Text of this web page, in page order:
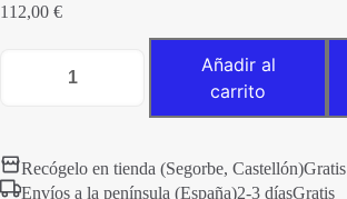
112,00 €
KP-
5
Añadir al
carrito
Recógelo en tienda (Segorbe, Castellón)Gratis
Envíos a la península (España)2-3 díasGratis